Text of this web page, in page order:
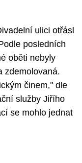
ulici otřásl
posledních
oběti nebyly
zdemolovaná.
činem," dle
služby Jiřího
se mohlo jednat